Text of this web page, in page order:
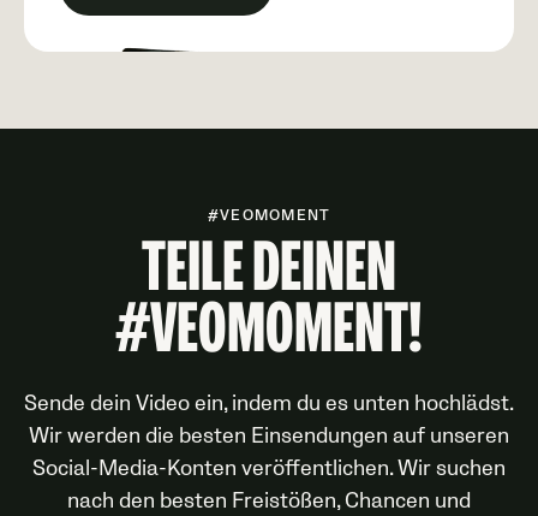
#VEOMOMENT
TEILE DEINEN
#VEOMOMENT!
Sende dein Video ein, indem du es unten hochlädst.
Wir werden die besten Einsendungen auf unseren
Social-Media-Konten veröffentlichen. Wir suchen
nach den besten Freistößen, Chancen und